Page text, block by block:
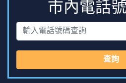
市內電話
查詢